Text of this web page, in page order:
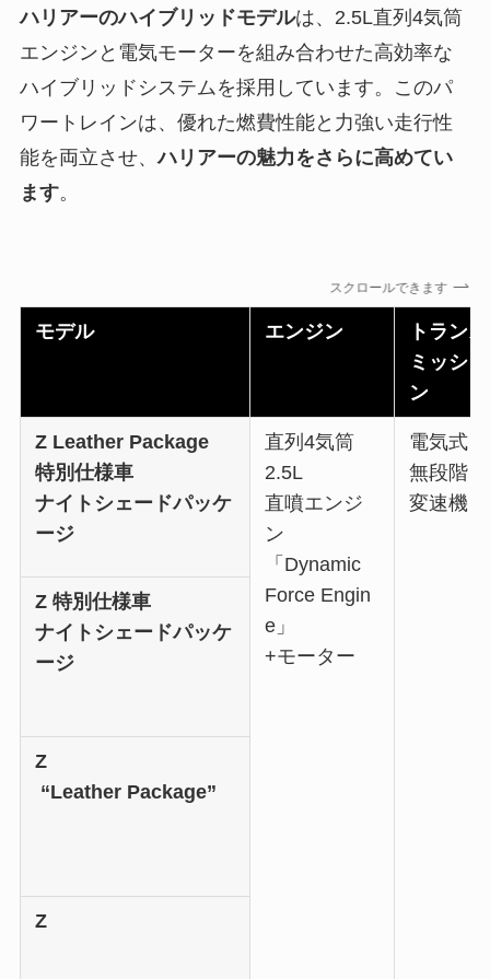
ハリアーのハイブリッドモデルは、2.5L直列4気筒
エンジンと電気モーターを組み合わせた高効率な
ハイブリッドシステムを採用しています。このパ
ワートレインは、優れた燃費性能と力強い走行性
能を両立させ、ハリアーの魅力をさらに高めてい
ます。
スクロールできます
モデル エンジン
トランス
ミッショ
ン
Z Leather Package
特別仕様車
ナイトシェードパッケ
ージ
直列4気筒
2.5L
直噴エンジ
ン
「Dynamic
Force Engin
e」
+モーター
電気式
無段階
変速機
Z 特別仕様車
ナイトシェードパッケ
ージ
Z
“Leather Package”
Z